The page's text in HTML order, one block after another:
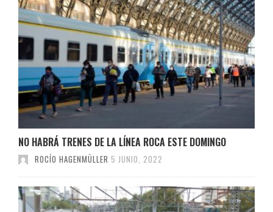
NO HABRÁ TRENES DE LA LÍNEA ROCA ESTE DOMINGO
ROCÍO HAGENMÜLLER 5 JUNIO, 2022